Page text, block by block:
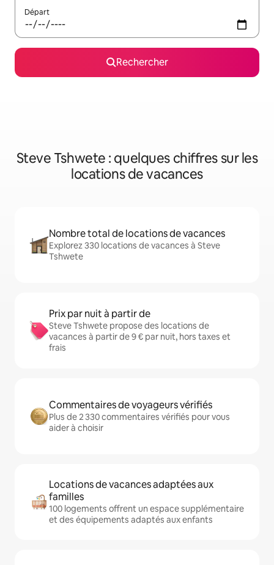
Départ
Rechercher
Steve Tshwete : quelques chiffres sur les
locations de vacances
Nombre total de locations de vacances
Explorez 330 locations de vacances à Steve
Tshwete
Prix par nuit à partir de
Steve Tshwete propose des locations de
vacances à partir de 9 € par nuit, hors taxes et
frais
Commentaires de voyageurs vérifiés
Plus de 2 330 commentaires vérifiés pour vous
aider à choisir
Locations de vacances adaptées aux
familles
100 logements offrent un espace supplémentaire
et des équipements adaptés aux enfants